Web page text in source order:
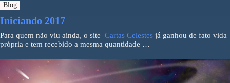
Blog
Iniciando 2017
Para quem não viu ainda, o site Cartas Celestes já ganhou de fato vida
própria e tem recebido a mesma quantidade …